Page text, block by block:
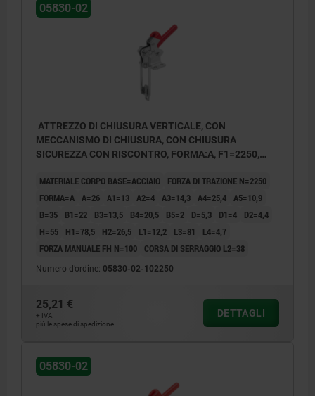
05830-02
ATTREZZO DI CHIUSURA VERTICALE, CON
MECCANISMO DI CHIUSURA, CON CHIUSURA
SICUREZZA CON RISCONTRO, FORMA:A, F1=2250,
RESISTENTE AGLI OLII
MATERIALE CORPO BASE=ACCIAIO
FORZA DI TRAZIONE N=2250
FORMA=A A=26 A1=13 A2=4 A3=14,3 A4=25,4 A5=10,9
B=35
B1=22 B3=13,5 B4=20,5 B5=2 D=5,3 D1=4
D2=4,4
H=55
H1=78,5 H2=26,5 L1=12,2 L3=81
L4=4,7
FORZA MANUALE FH N=100
CORSA DI SERRAGGIO L2=38
Numero d’ordine: 05830-02-102250
25,21 €
+ IVA
più le spese di spedizione
DETTAGLI
05830-02